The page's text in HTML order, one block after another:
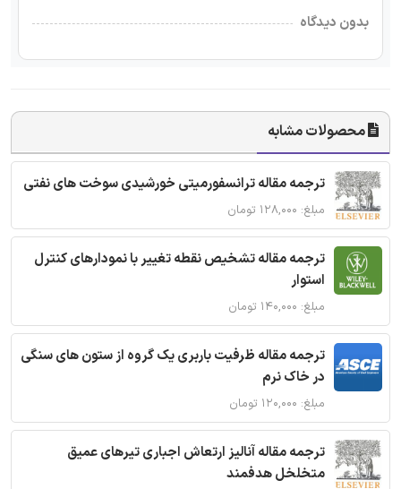
بدون دیدگاه
محصولات مشابه
ترجمه مقاله ترانسفورمیتی خورشیدی سوخت های نفتی
مبلغ: ۱۲۸,۰۰۰ تومان
ترجمه مقاله تشخیص نقطه تغییر با نمودارهای کنترل
استوار
مبلغ: ۱۴۰,۰۰۰ تومان
ترجمه مقاله ظرفیت باربری یک گروه از ستون های سنگی
در خاک نرم
مبلغ: ۱۲۰,۰۰۰ تومان
ترجمه مقاله آنالیز ارتعاش اجباری تیرهای عمیق
متخلخل هدفمند